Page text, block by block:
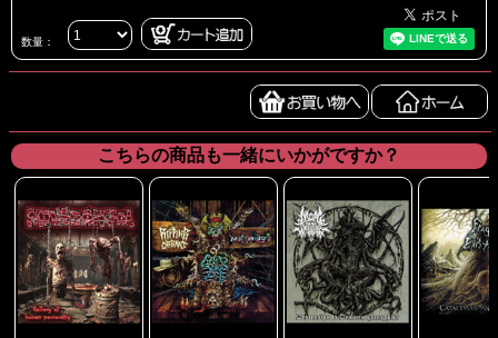
数量：
こちらの商品も一緒にいかがですか？